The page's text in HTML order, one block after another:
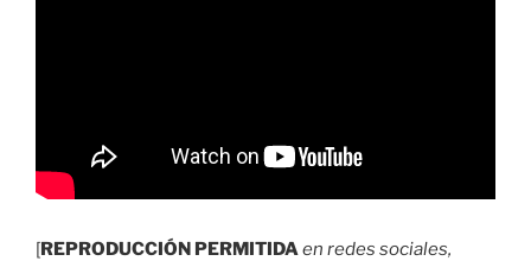
[REPRODUCCIÓN PERMITIDAen redes sociales,